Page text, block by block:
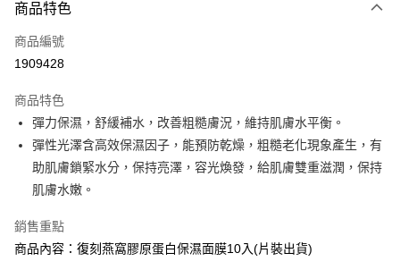
信用卡一次付款
超商取貨付款
Apple Pay
街口支付
悠遊付
運送方式
全家取貨付款
商品特色
商品編號
1909428
商品特色
彈力保濕，舒緩補水，改善粗糙膚況，維持肌膚水平衡。
彈性光澤含高效保濕因子，能預防乾燥，粗糙老化現象產生，有
助肌膚鎖緊水分，保持亮澤，容光煥發，給肌膚雙重滋潤，保持
肌膚水嫩。
銷售重點
商品內容：復刻燕窩膠原蛋白保濕面膜10入(片裝出貨)